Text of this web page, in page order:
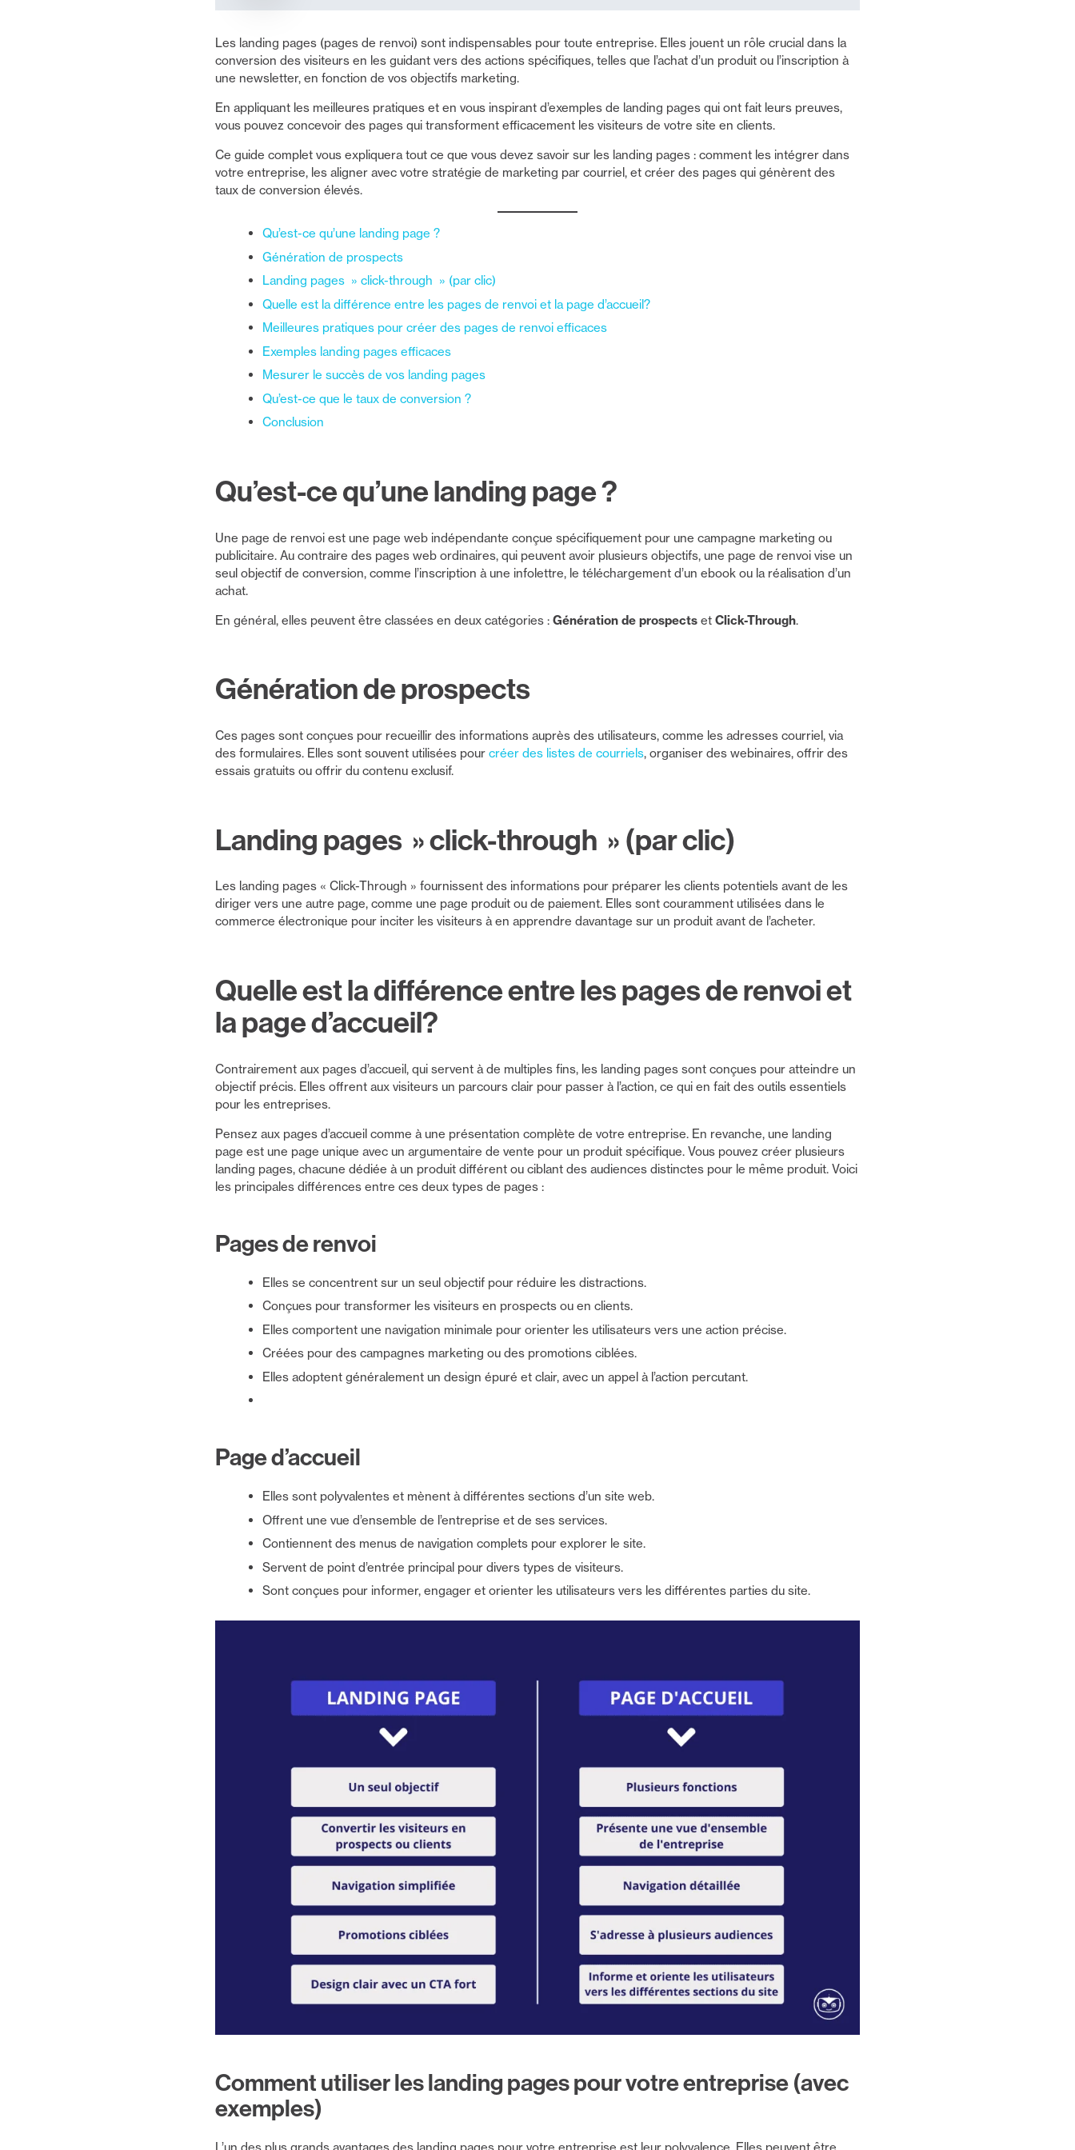
Les landing pages (pages de renvoi) sont indispensables pour toute entreprise. Elles jouent un rôle crucial dans la
conversion des visiteurs en les guidant vers des actions spécifiques, telles que l’achat d’un produit ou l’inscription à
une newsletter, en fonction de vos objectifs marketing.
En appliquant les meilleures pratiques et en vous inspirant d’exemples de landing pages qui ont fait leurs preuves,
vous pouvez concevoir des pages qui transforment efficacement les visiteurs de votre site en clients.
Ce guide complet vous expliquera tout ce que vous devez savoir sur les landing pages : comment les intégrer dans
votre entreprise, les aligner avec votre stratégie de marketing par courriel, et créer des pages qui génèrent des
taux de conversion élevés.
Qu’est-ce qu’une landing page ?
Génération de prospects
Landing pages » click-through » (par clic)
Quelle est la différence entre les pages de renvoi et la page d’accueil?
Meilleures pratiques pour créer des pages de renvoi efficaces
Exemples landing pages efficaces
Mesurer le succès de vos landing pages
Qu’est-ce que le taux de conversion ?
Conclusion
Qu’est-ce qu’une landing page ?
Une page de renvoi est une page web indépendante conçue spécifiquement pour une campagne marketing ou
publicitaire. Au contraire des pages web ordinaires, qui peuvent avoir plusieurs objectifs, une page de renvoi vise un
seul objectif de conversion, comme l’inscription à une infolettre, le téléchargement d’un ebook ou la réalisation d’un
achat.
En général, elles peuvent être classées en deux catégories : Génération de prospectset Click-Through.
Génération de prospects
Ces pages sont conçues pour recueillir des informations auprès des utilisateurs, comme les adresses courriel, via
des formulaires. Elles sont souvent utilisées pour créer des listes de courriels, organiser des webinaires, offrir des
essais gratuits ou offrir du contenu exclusif.
Landing pages » click-through » (par clic)
Les landing pages « Click-Through » fournissent des informations pour préparer les clients potentiels avant de les
diriger vers une autre page, comme une page produit ou de paiement. Elles sont couramment utilisées dans le
commerce électronique pour inciter les visiteurs à en apprendre davantage sur un produit avant de l’acheter.
Quelle est la différence entre les pages de renvoi et
la page d’accueil?
Contrairement aux pages d’accueil, qui servent à de multiples fins, les landing pages sont conçues pour atteindre un
objectif précis. Elles offrent aux visiteurs un parcours clair pour passer à l’action, ce qui en fait des outils essentiels
pour les entreprises.
Pensez aux pages d’accueil comme à une présentation complète de votre entreprise. En revanche, une landing
page est une page unique avec un argumentaire de vente pour un produit spécifique. Vous pouvez créer plusieurs
landing pages, chacune dédiée à un produit différent ou ciblant des audiences distinctes pour le même produit. Voici
les principales différences entre ces deux types de pages :
Pages de renvoi
Elles se concentrent sur un seul objectif pour réduire les distractions.
Conçues pour transformer les visiteurs en prospects ou en clients.
Elles comportent une navigation minimale pour orienter les utilisateurs vers une action précise.
Créées pour des campagnes marketing ou des promotions ciblées.
Elles adoptent généralement un design épuré et clair, avec un appel à l’action percutant.
Page d’accueil
Elles sont polyvalentes et mènent à différentes sections d’un site web.
Offrent une vue d’ensemble de l’entreprise et de ses services.
Contiennent des menus de navigation complets pour explorer le site.
Servent de point d’entrée principal pour divers types de visiteurs.
Sont conçues pour informer, engager et orienter les utilisateurs vers les différentes parties du site.
Comment utiliser les landing pages pour votre entreprise (avec
exemples)